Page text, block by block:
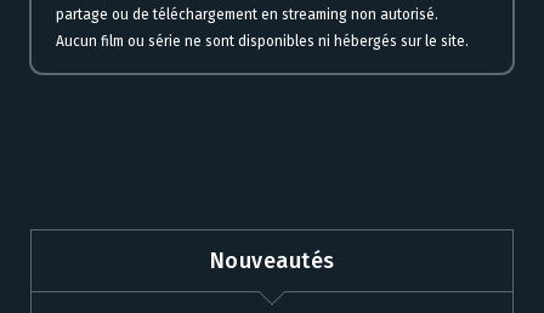
partage ou de téléchargement en streaming non autorisé.
Aucun film ou série ne sont disponibles ni hébergés sur le site.
Nouveautés